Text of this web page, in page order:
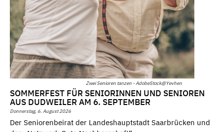
Zwei Senioren tanzen - AdobeStock@Yevhen
SOMMERFEST FÜR SENIORINNEN UND SENIOREN
AUS DUDWEILER AM 6. SEPTEMBER
Donnerstag, 6. August 2026
Der Seniorenbeirat der Landeshauptstadt Saarbrücken und